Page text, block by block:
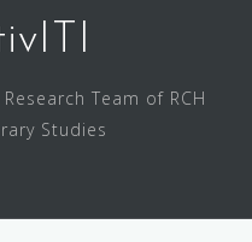
Team of RCH
Studies